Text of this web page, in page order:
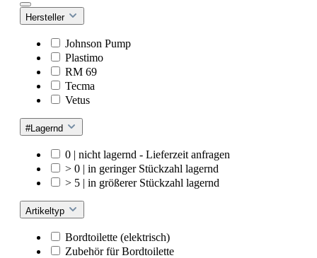
Hersteller
Johnson Pump
Plastimo
RM 69
Tecma
Vetus
#Lagernd
0 | nicht lagernd - Lieferzeit anfragen
> 0 | in geringer Stückzahl lagernd
> 5 | in größerer Stückzahl lagernd
Artikeltyp
Bordtoilette (elektrisch)
Zubehör für Bordtoilette